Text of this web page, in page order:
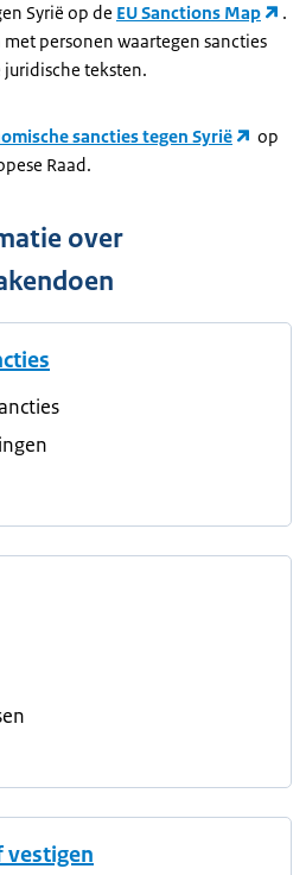
Syrië op de EU Sanctions Map
.
personen waartegen sancties
teksten.
sancties tegen Syrië
op
Raad.
over
vestigen